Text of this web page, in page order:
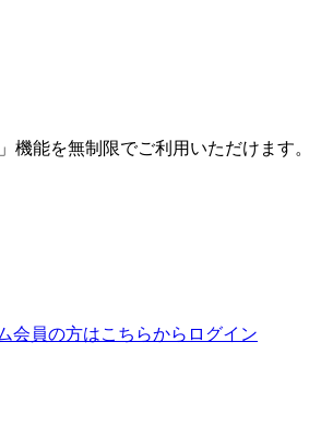
機能を無制限でご利用いただけます。
会員の方はこちらからログイン